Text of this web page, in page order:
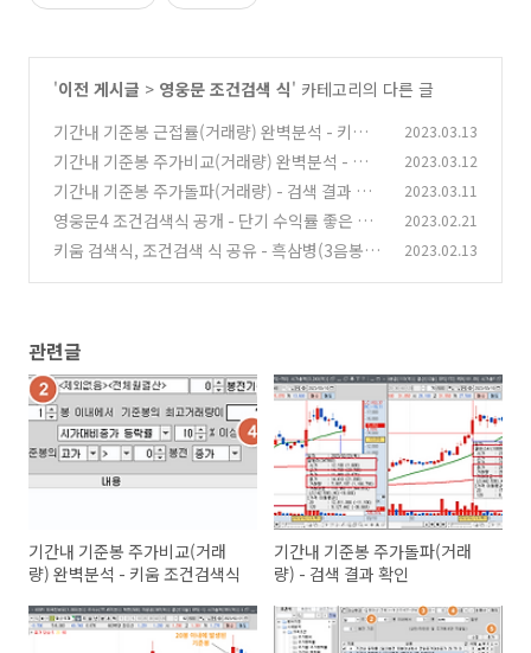
'이전 게시글 > 영웅문 조건검색 식' 카테고리의 다른 글
기간내 기준봉 근접률(거래량) 완벽분석 - 키움
조건검색식 (0)
2023.03.13
기간내 기준봉 주가비교(거래량) 완벽분석 - 키움
조건검색식 (0)
2023.03.12
기간내 기준봉 주가돌파(거래량) - 검색 결과 확
인
(0)
2023.03.11
영웅문4 조건검색식 공개 - 단기 수익률 좋은 기
준봉 하단(눌림목) 종목 찾기 (0)
2023.02.21
키움 검색식, 조건검색 식 공유 - 흑삼병(3음봉 이
2023.02.13
관련글
기간내 기준봉 주가비교(거래
량) 완벽분석 - 키움 조건검색식
기간내 기준봉 주가돌파(거래
량) - 검색 결과 확인